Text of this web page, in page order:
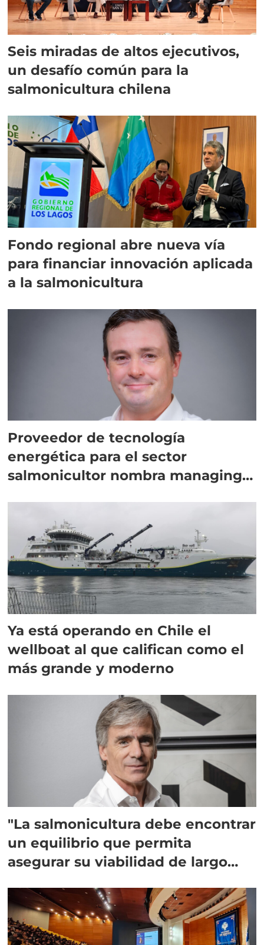
Seis miradas de altos ejecutivos,
un desafío común para la
salmonicultura chilena
Fondo regional abre nueva vía
para financiar innovación aplicada
a la salmonicultura
Proveedor de tecnología
energética para el sector
salmonicultor nombra managing
Ya está operando en Chile el
wellboat al que califican como el
más grande y moderno
"La salmonicultura debe encontrar
un equilibrio que permita
asegurar su viabilidad de largo